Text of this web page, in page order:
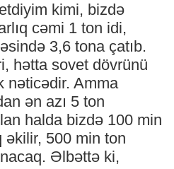
kimi, bizdə
cəmi 1 ton idi,
3,6 tona çatıb.
hətta sovet dövrünü
nəticədir. Amma
ən azı 5 ton
halda bizdə 100 min
əkilir, 500 min ton
Əlbəttə ki,